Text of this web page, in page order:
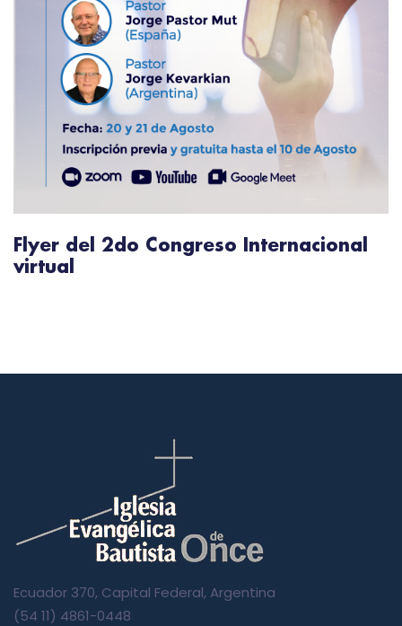
Flyer del 2do Congreso Internacional
virtual
Ecuador 370, Capital Federal, Argentina
(54 11) 4861-0448